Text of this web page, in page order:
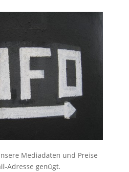
Mediadaten und Preise
Adresse genügt.